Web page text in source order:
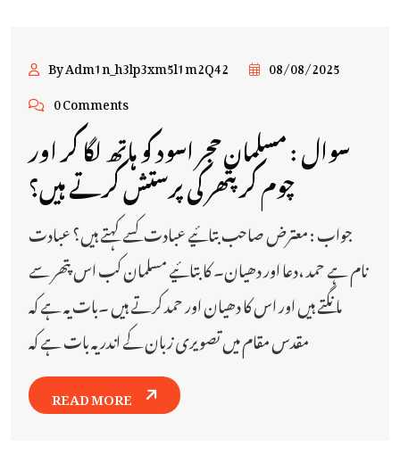
By Adm1n_h3lp3xm5l1m2Q42
08/08/2025
0 Comments
سوال : مسلمان حجر اسود کو ہاتھ لگا کر اور
چوم کر پتھر کی پرستش کرتے ہیں؟
جواب : معترض صاحب بتائیے عبادت کسے کہتے ہیں؟ عبادت
نام ہے حمد ،دعا اور دھیان۔ کا بتائیے مسلمان کب اس پتھر سے
مانگتے ہیں اور اس کا دھیان اور حمد کرتے ہیں ۔بات یہ ہے کہ
مقدس مقام میں تصویری زبان کے اندر یہ بات ہے کہ
READ MORE